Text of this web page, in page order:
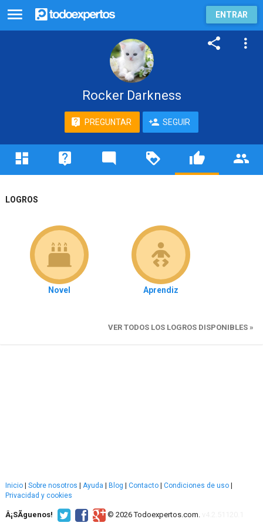
ENTRAR
Rocker Darkness
PREGUNTAR SEGUIR
LOGROS
Novel Aprendiz
VER TODOS LOS LOGROS DISPONIBLES »
Inicio Sobre nosotros Ayuda Blog Contacto Condiciones de uso
Privacidad y cookies
Â¡SÃ­guenos! © 2026 Todoexpertos.com.